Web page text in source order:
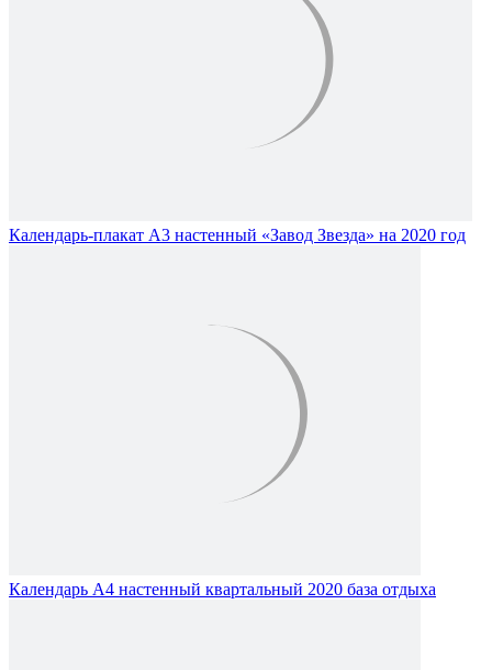
Календарь-плакат А3 настенный «Завод Звезда» на 2020 год
Календарь А4 настенный квартальный 2020 база отдыха